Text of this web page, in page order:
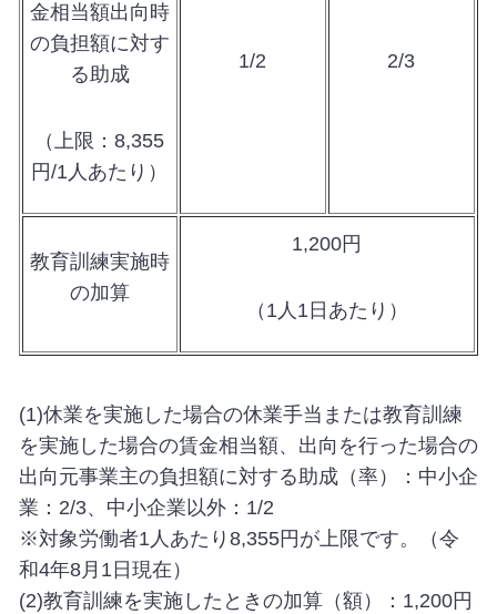
金相当額出向時
の負担額に対す
る助成
（上限：8,355
円/1 人あたり）
1/2 2/3
教育訓練実施時
の加算
1,200円
（ 1 人 1 日あたり）
(1)休業を実施した場合の休業手当または教育訓練
を実施した場合の賃金相当額、出向を行った場合の
出向元事業主の負担額に対する助成（率）：中小企
業：2/3、中小企業以外：1/2
※対象労働者1人あたり8,355円が上限です。（令
和4年8月1日現在）
(2)教育訓練を実施したときの加算（額）：1,200円